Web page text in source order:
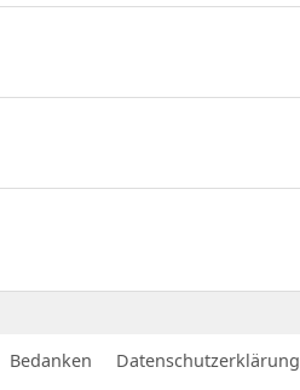
Bedanken Datenschutzerklärung